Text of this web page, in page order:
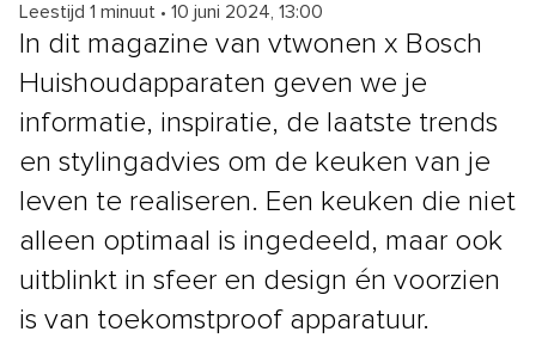
Leestijd 1 minuut • 10 juni 2024, 13:00
In dit magazine van vtwonen x Bosch
Huishoudapparaten geven we je
informatie, inspiratie, de laatste trends
en stylingadvies om de keuken van je
leven te realiseren. Een keuken die niet
alleen optimaal is ingedeeld, maar ook
uitblinkt in sfeer en design én voorzien
is van toekomstproof apparatuur.